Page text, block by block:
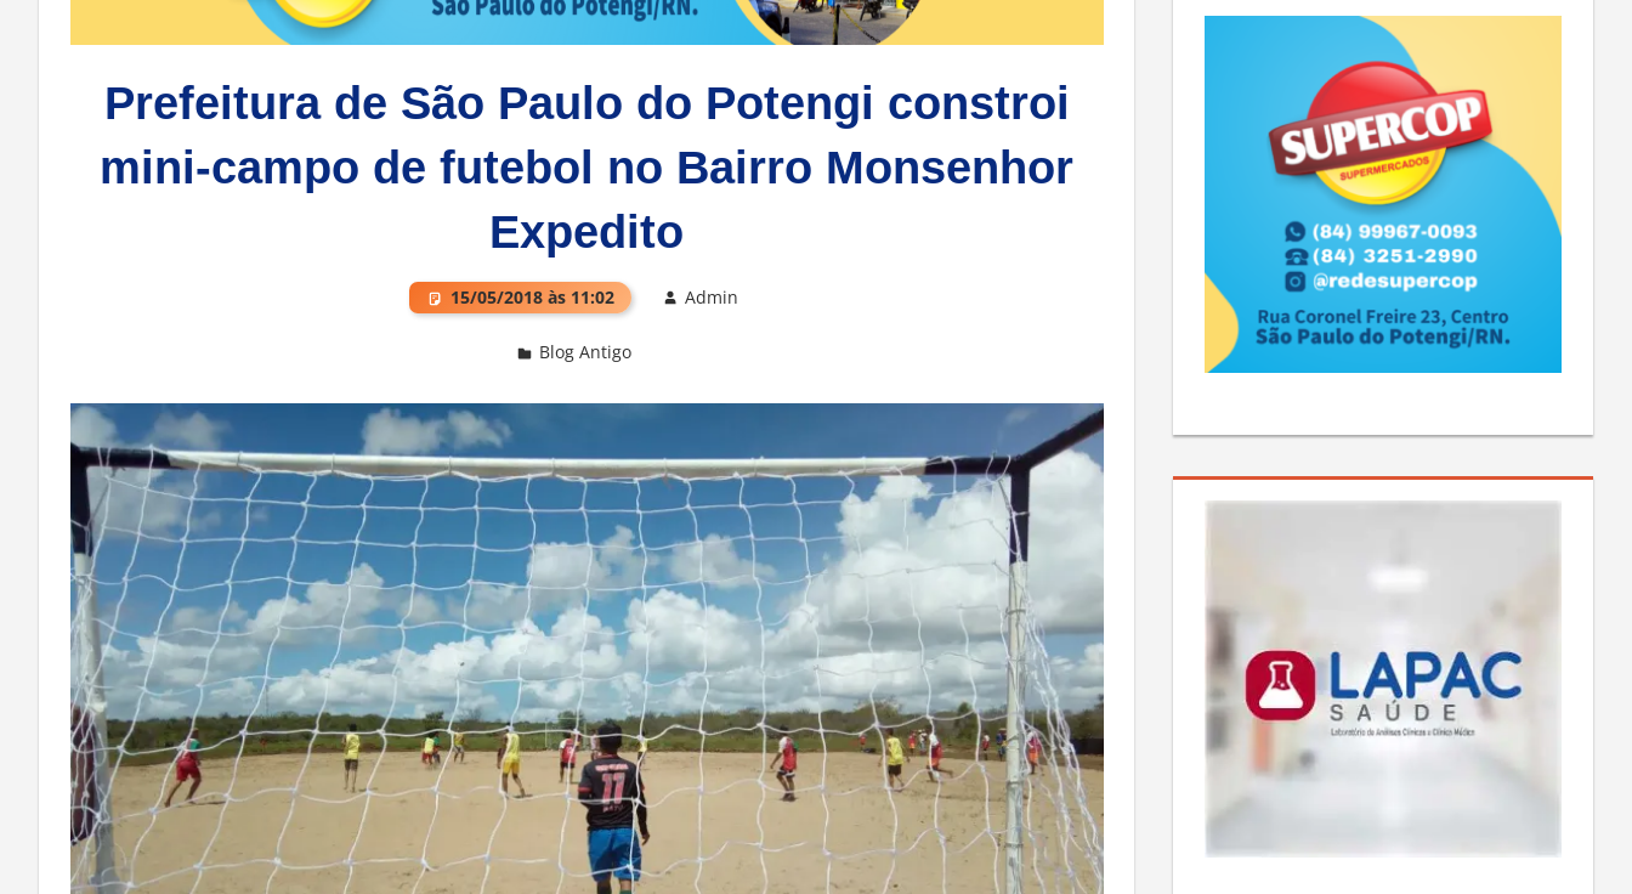
Prefeitura de São Paulo do Potengi constroi
mini-campo de futebol no Bairro Monsenhor
Expedito
15/05/2018 às 11:02 Admin
Blog Antigo